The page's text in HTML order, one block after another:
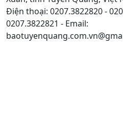
Điện thoại: 0207.3822820 -
0207.3822821 - Email: